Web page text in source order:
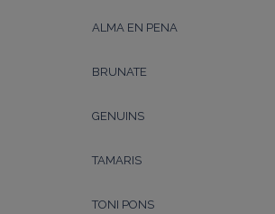
ALMA EN PENA
BRUNATE
GENUINS
TAMARIS
TONI PONS